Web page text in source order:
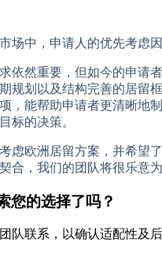
场中，申请人的优先考虑
依然重要，但如今的申请
规划以及结构完善的居留
，能帮助申请者更清晰地
标的决策。
虑欧洲居留方案，并希望
合，我们的团队将很乐意为
您的选择了吗？
队联系，以确认适配性及